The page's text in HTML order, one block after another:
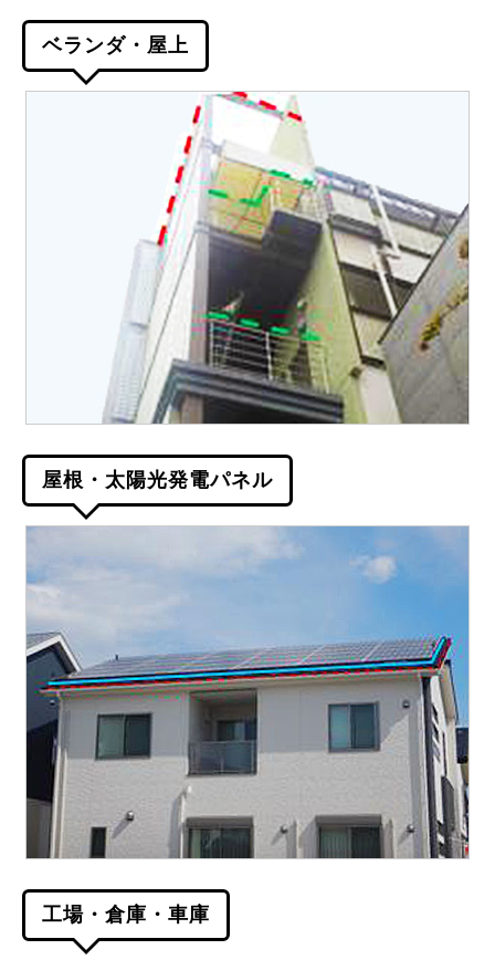
ベランダ・屋上
屋根・太陽光発電パネル
工場・倉庫・車庫